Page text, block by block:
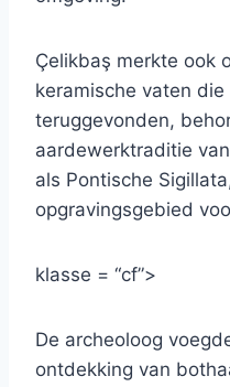
Çelikbaş merkte ook
keramische vaten
teruggevonden,
aardewerktraditie
als Pontische
opgravingsgebied
klasse = “cf”>
De archeoloog
ontdekking van